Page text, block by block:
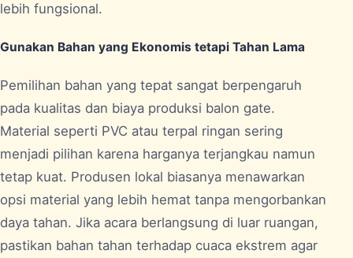
lebih fungsional.
Gunakan Bahan yang Ekonomis tetapi Tahan Lama
Pemilihan bahan yang tepat sangat berpengaruh
pada kualitas dan biaya produksi balon gate.
Material seperti PVC atau terpal ringan sering
menjadi pilihan karena harganya terjangkau namun
tetap kuat. Produsen lokal biasanya menawarkan
opsi material yang lebih hemat tanpa mengorbankan
daya tahan. Jika acara berlangsung di luar ruangan,
pastikan bahan tahan terhadap cuaca ekstrem agar